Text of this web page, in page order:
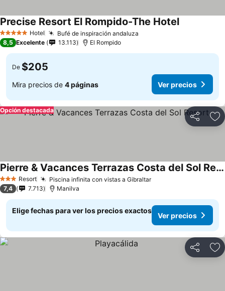
5 Estrellas Hotel Bufé de inspiración andaluza
Precise Resort El Rompido-The HotelVer precios
8,5 Excelente 13.113 El Rompido
De $205
Mira precios de 4 páginas Ver precios
Compartir
Opción destacada
3 EstrellasResort Piscina infinita con vistas a GibraltarVer precios
Pierre & Vacances Terrazas Costa del Sol Resort
Ver precios
7,4 7.713 Manilva
Elige fechas para ver los precios exactos
Ver precios
Compartir